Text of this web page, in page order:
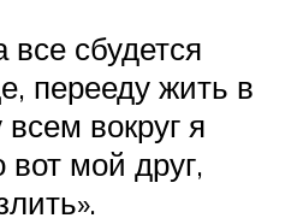
все сбудется
перееду жить в
вокруг я
вот мой друг,